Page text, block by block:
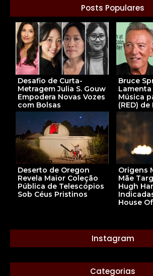
Posts Populares
Desafio de Curta-
Metragem Julia S. Gouw
Empodera Novas Vozes
com Bolsas
Bruce
Lamenta
Música
(RED)
Deserto de Oregon
Revela Maior Coleção
Pública de Telescópios
Sob Céus Pristinos
Origens
Mãe
Hugh
House Of
Instagram
Categorias